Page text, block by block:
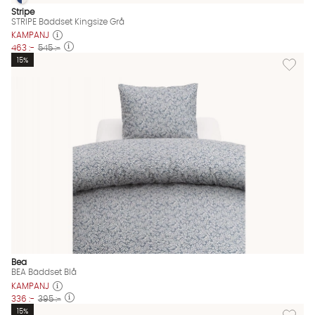
STRIPE Bäddset Kingsize Grå Finns även i dessa färger:
STRIPE Bäddset Kingsize Grå
Stripe
STRIPE Bäddset Kingsize Grå
KAMPANJ
463 :- 545 :-
Lägg
15%
Bea
BEA Bäddset Blå
KAMPANJ
336 :- 395 :-
Lägg
15%